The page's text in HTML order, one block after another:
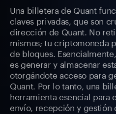
Una billetera de Quant
claves privadas, que son
dirección de Quant. No
mismos; tu criptomoneda
de bloques.
es generar y almacenar
otorgándote acceso para
Quant. Por lo tanto, una
herramienta esencial para
envío, recepción y gestión